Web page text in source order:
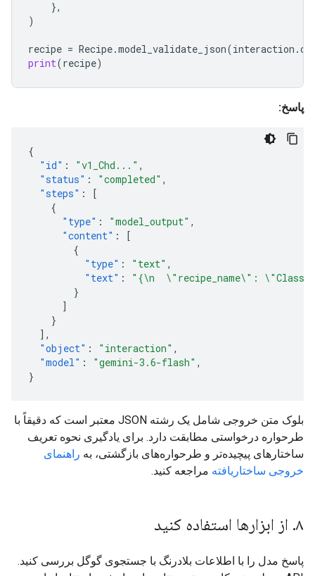
recipe = Recipe.model_validate_json(interaction
print(recipe
پاسخ:
"id"
: "v1_Chd..."
"status"
: "completed"
"steps"
:
"type"
: "model_output"
"content"
:
"type"
: "text"
"text"
: "{\n  \"recipe_name\":
"object"
: "interaction"
"model"
: "gemini-3.6-flash"
بلوک متن خروجی شامل یک رشته JSON معتبر است که دقیقاً با
طرحواره درخواستی مطابقت دارد. برای یادگیری نحوه تعریف
ساختارهای پیچیده‌تر و طرحواره‌های بازگشتی، بهراهنمای
خروجی ساختاریافتهمراجعه کنید.
پاسخ مدل را با اطلاعات بلادرنگ با جستجوی گوگل بررسی کنید.